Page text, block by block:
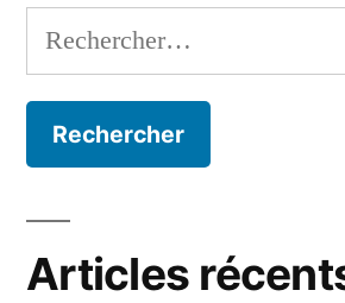
Rechercher :
Articles